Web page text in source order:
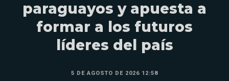
paraguayos y apuesta a
formar a los futuros
líderes del país
5 DE AGOSTO DE 2026 12:58